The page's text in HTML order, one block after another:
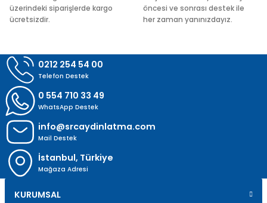
üzerindeki siparişlerde kargo
ücretsizdir.
öncesi ve sonrası destek ile
her zaman yanınızdayız.
0212 254 54 00
Telefon Destek
0 554 710 33 49
WhatsApp Destek
info@srcaydinlatma.com
Mail Destek
İstanbul, Türkiye
Mağaza Adresi
KURUMSAL